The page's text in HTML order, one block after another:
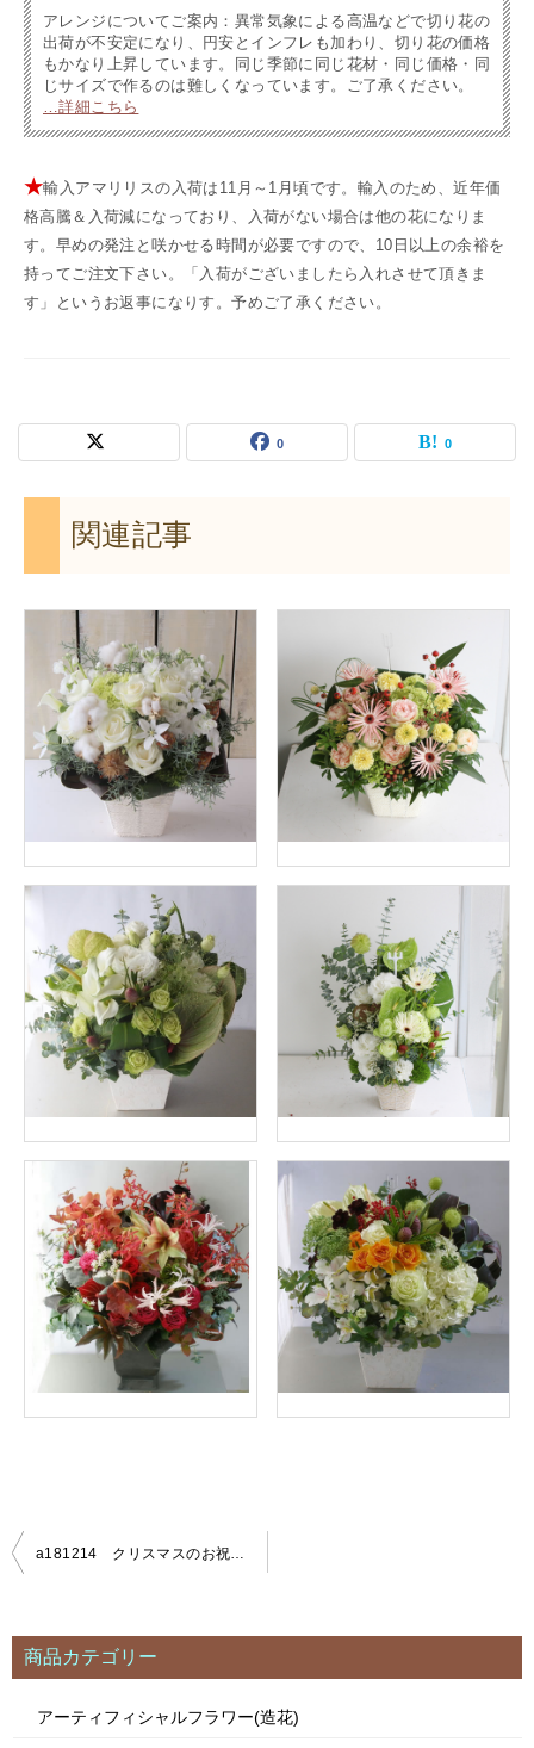
アレンジについてご案内：異常気象による高温などで切り花の
出荷が不安定になり、円安とインフレも加わり、切り花の価格
もかなり上昇しています。同じ季節に同じ花材・同じ価格・同
じサイズで作るのは難しくなっています。ご了承ください。
…詳細こちら
★輸入アマリリスの入荷は11月～1月頃です。輸入のため、近年価
格高騰＆入荷減になっており、入荷がない場合は他の花になりま
す。早めの発注と咲かせる時間が必要ですので、10日以上の余裕を
持ってご注文下さい。「入荷がございましたら入れさせて頂きま
す」というお返事になりす。予めご了承ください。
0 0
関連記事
投
ビ
ゲ
ー
a181214 クリスマスのお祝いギフト
商品カテゴリー
アーティフィシャルフラワー(造花)